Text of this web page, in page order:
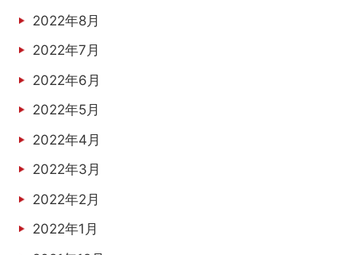
2022年8月
2022年7月
2022年6月
2022年5月
2022年4月
2022年3月
2022年2月
2022年1月